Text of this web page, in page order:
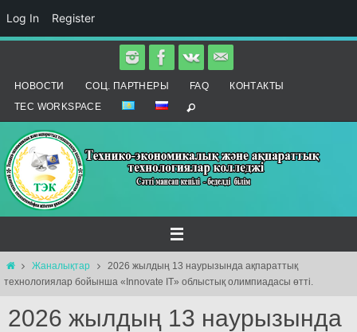
content
Log In Register
НОВОСТИ СОЦ. ПАРТНЕРЫ FAQ
КОНТАКТЫ
TEC WORKSPACE
HomeЖаналықтар
2026 жылдың 13 наурызында ақпараттық
технологиялар бойынша «Innovate IT» облыстық олимпиадасы өтті.
2026 жылдың 13 наурызында